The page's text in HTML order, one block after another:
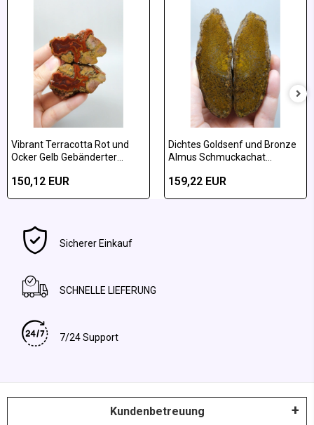
Vibrant Terracotta Rot und
Ocker Gelb Gebänderter
150,12 EUR
Dichtes Goldsenf und Bronze
Almus Schmuckachat
159,22 EUR
Sicherer Einkauf
SCHNELLE LIEFERUNG
7/24 Support
Kundenbetreuung